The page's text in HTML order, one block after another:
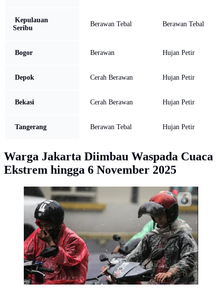
Kepulauan
Seribu
Berawan Tebal Berawan Tebal
Bogor Berawan Hujan Petir
Depok Cerah Berawan Hujan Petir
Bekasi Cerah Berawan Hujan Petir
Tangerang Berawan Tebal Hujan Petir
Warga Jakarta Diimbau Waspada Cuaca
Ekstrem hingga 6 November 2025
Sejumlah pengendara menerjang hujan deras di
kawasan Jalan Sudirman, Jakarta, Jumat (9/12/2022).
Penjabat Gubernur DKI Jakarta Heru Budi Hartono
menyebut pihaknya akan mengkaji penerapan bekerja
dari rumah atau work from home (WFH), hal ini
berkaitan dengan arahan dari Presiden Joko Widodo
atau Jokowi tentang potensi cuaca ekstrem pada
penghujung 2022. (Liputan6.com/Faizal Fanani)